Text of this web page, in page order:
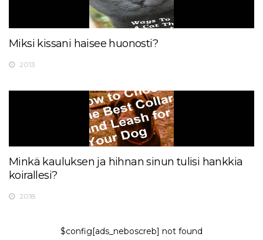
Miksi kissani haisee huonosti?
2013
Minkä kauluksen ja hihnan sinun tulisi hankkia
koirallesi?
2018
$config[ads_neboscreb] not found